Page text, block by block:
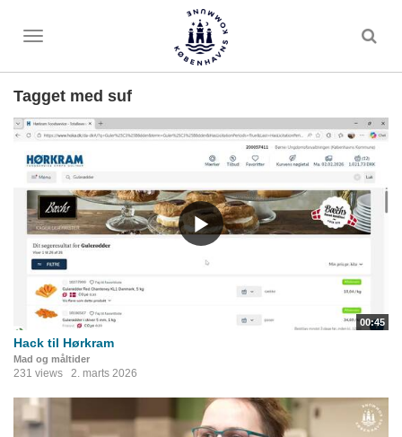
Toggle
Tagget med suf
00:45
Hack til Hørkram
Mad og måltider
231 views 2. marts 2026